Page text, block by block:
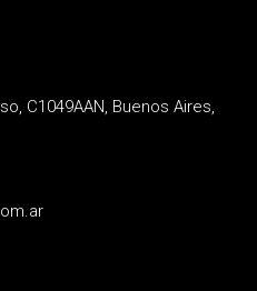
C1049AAN, Buenos Aires,